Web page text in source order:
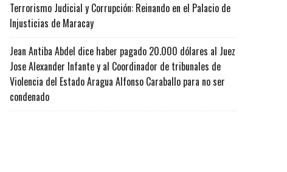
Terrorismo Judicial y Corrupción: Reinando en el Palacio de
Injusticias de Maracay
Jean Antiba Abdel dice haber pagado 20.000 dólares al Juez
Jose Alexander Infante y al Coordinador de tribunales de
Violencia del Estado Aragua Alfonso Caraballo para no ser
condenado